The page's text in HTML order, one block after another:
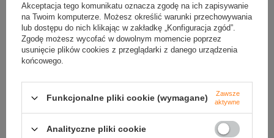
NOWOŚĆ
Gumy Water King Widelnica
3,5cm | kolor 22 | 8szt.
Żyłka Shimano Technium
Invisitec A Mono 0.405mm |
15kg | 300m | Szary
Akceptacja tego komunikatu oznacza zgodę na ich zapisywanie
na Twoim komputerze. Możesz określić warunki przechowywania
lub dostępu do nich klikając w zakładkę „Konfiguracja zgód”.
Zgodę możesz wycofać w dowolnym momencie poprzez
usunięcie plików cookies z przeglądarki z danego urządzenia
końcowego.
Funkcjonalne pliki cookie (wymagane)
Zawsze
aktywne
Analityczne pliki cookie